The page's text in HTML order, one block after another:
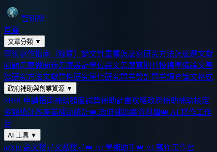
智研所
首頁
文章分類 ▼
學術寫作指南（總覽） 論文計畫書怎麼寫研究方法怎麼選文獻
回顧怎麼做問卷怎麼設計學位論文怎麼寫期刊投稿準備論文基
礎研究方法文獻質性研究量化研究問卷設計問卷調查論文格式
政府補助與創業資源 ▼
SBIR 申請指南補助額度試算補助計畫攻略政府補助補助核定
金額統計各產業補助統計👑 政府補助案資料庫👑 AI 寫作工作
台
AI 工具 ▼
arXiv 論文搜尋文獻搜尋👑 AI 學術助手👑 AI 寫作工作台